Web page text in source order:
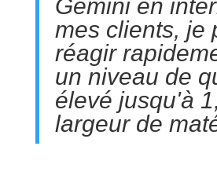
Gemini en
mes clients, je
réagir
un niveau de
élevé jusqu'à
largeur de